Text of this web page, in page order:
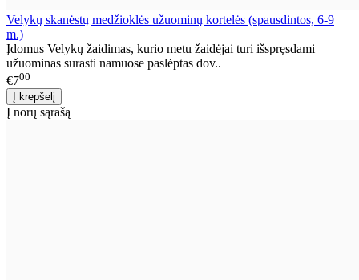
Velykų skanėstų medžioklės užuominų kortelės (spausdintos, 6-9
m.)
Įdomus Velykų žaidimas, kurio metu žaidėjai turi išspręsdami
užuominas surasti namuose paslėptas dov..
€700
Į norų sąrašą